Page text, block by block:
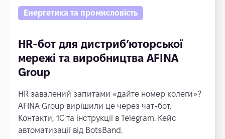
Енергетика та промисловість
HR-бот для дистриб’юторської
мережі та виробництва AFINA
Group
HR завалений запитами «дайте номер колеги»?
AFINA Group вирішили це через чат-бот.
Контакти, 1С та інструкції в Telegram. Кейс
автоматизації від BotsBand.